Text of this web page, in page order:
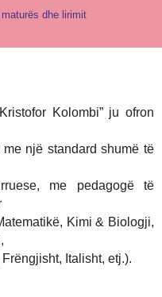
dhe lirimit
Kolombi” ju ofron
një standard shumë të
orë
me pedagogë të
kualifikuar për
Kimi & Biologji,
Italisht, etj.).